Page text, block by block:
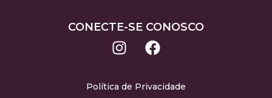
CONECTE-SE CONOSCO
Política de Privacidade